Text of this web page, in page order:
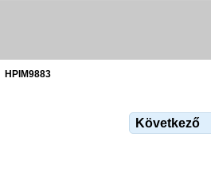
HPIM9883
Következő